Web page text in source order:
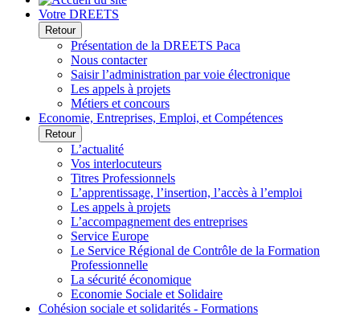
Votre DREETS
Retour
Présentation de la DREETS Paca
Nous contacter
Saisir l’administration par voie électronique
Les appels à projets
Métiers et concours
Economie, Entreprises, Emploi, et Compétences
Retour
L’actualité
Vos interlocuteurs
Titres Professionnels
L’apprentissage, l’insertion, l’accès à l’emploi
Les appels à projets
L’accompagnement des entreprises
Service Europe
Le Service Régional de Contrôle de la Formation
Professionnelle
La sécurité économique
Economie Sociale et Solidaire
Cohésion sociale et solidarités - Formations